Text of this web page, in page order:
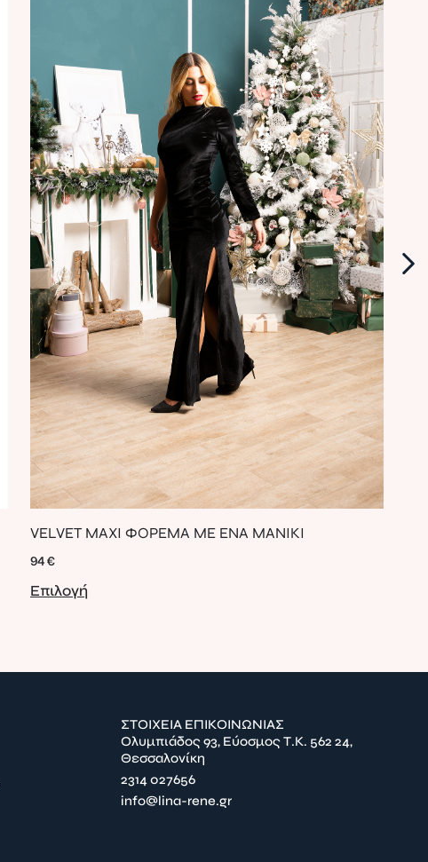
VELVET MAXI ΦΟΡΕΜΑ ΜΕ ΕΝΑ ΜΑΝΙΚΙ
94€
Επιλογή
ΣΤΟΙΧΕΙΑ ΕΠΙΚΟΙΝΩΝΙΑΣ
Ολυμπιάδος 93, Εύοσμος Τ.Κ. 562 24,
Θεσσαλονίκη
2314 027656
info@lina-rene.gr